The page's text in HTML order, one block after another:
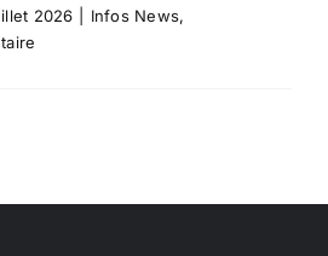
2026 Infos News,